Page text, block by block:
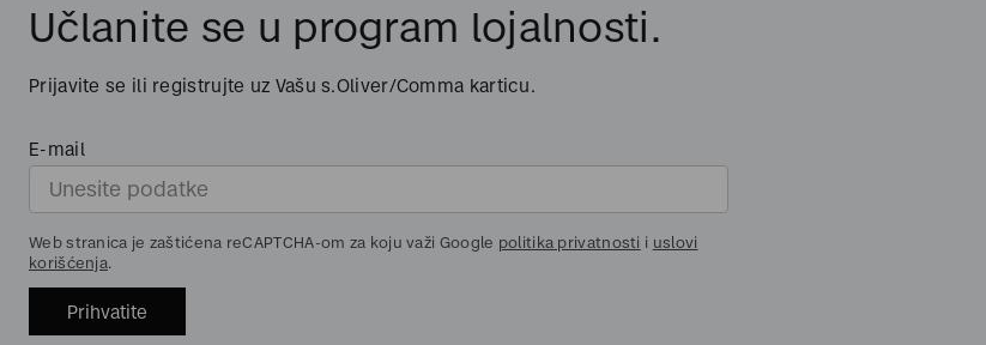
Učlanite se u program lojalnosti.
Prijavite se ili registrujte uz Vašu s.Oliver/Comma karticu.
E-mail
Web stranica je zaštićena reCAPTCHA-om za koju važi Google politika privatnosti i uslovi
korišćenja.
Prihvatite